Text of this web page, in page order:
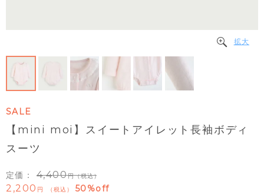
拡大
SALE
【mini moi】スイートアイレット長袖ボディ
スーツ
定価： 4,400 （税込）
2,200 税込 50%off